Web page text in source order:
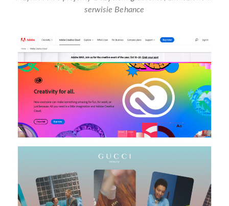
serwisie Behance